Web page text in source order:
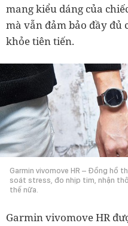
mang kiểu dáng của
mà vẫn đảm bảo đầy đủ
khỏe tiên tiến.
Garmin vivomove HR – Đồng hồ
soát stress, đo nhịp tim, nhận
thế nữa.
Garmin vivomove HR